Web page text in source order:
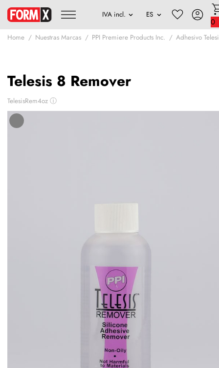
0
Home Nuestras Marcas PPI Premiere Products Inc. Adhesivo
Telesis 8 Remover
TelesisRem4oz ⓘ